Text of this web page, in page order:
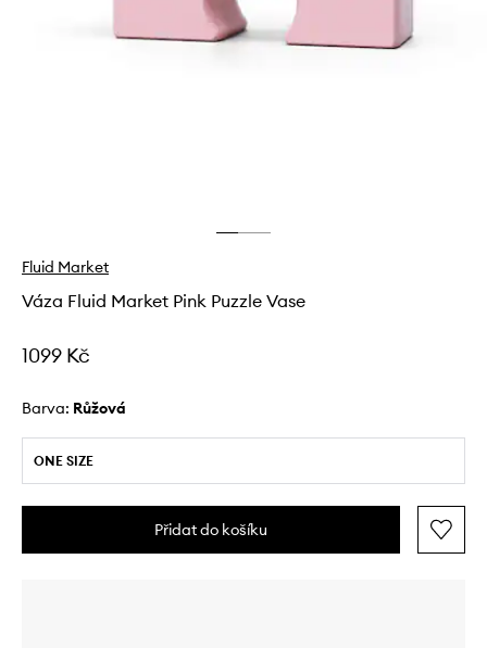
Fluid Market
Váza Fluid Market Pink Puzzle Vase
1099 Kč
Barva: růžová
ONE SIZE
Přidat do košíku